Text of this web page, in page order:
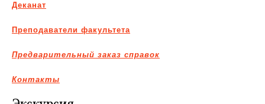
Деканат
Преподаватели факультета
Предварительный заказ справок
Контакты